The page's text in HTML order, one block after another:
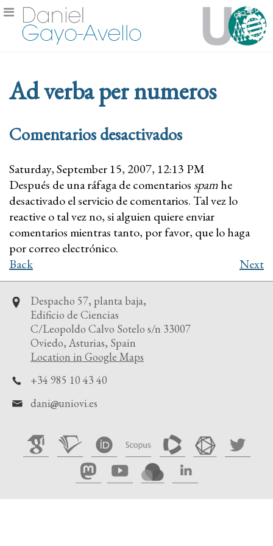
Ad verba per numeros
Comentarios desactivados
Saturday, September 15, 2007, 12:13 PM
Después de una ráfaga de comentarios spamhe
desactivado el servicio de comentarios. Tal vez lo
reactive o tal vez no, si alguien quiere enviar
comentarios mientras tanto, por favor, que lo haga
por correo electrónico.
Back
Next
Despacho 57, planta baja,
Edificio de Ciencias
C/Leopoldo Calvo Sotelo s/n 33007
Oviedo, Asturias, Spain
Location in Google Maps
+34 985 10 43 40
dani
uniovi.es